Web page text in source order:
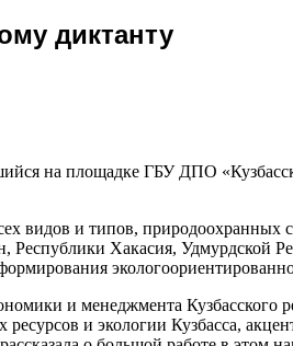
диктанту
на площадке ГБУ ДПО
видов и типов,
Республики Хакасия, Удмурдской
и менеджмента Кузбасского
и экологии Кузбасса,